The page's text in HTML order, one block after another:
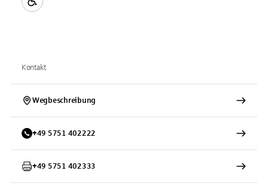
Kontakt
Wegbeschreibung
+49 5751 402222
+49 5751 402333